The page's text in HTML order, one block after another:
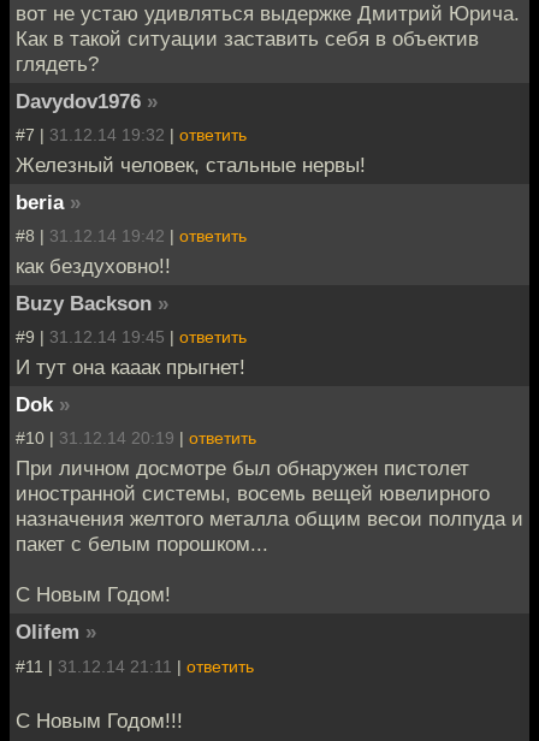
вот не устаю удивляться выдержке Дмитрий Юрича.
Как в такой ситуации заставить себя в объектив
глядеть?
Davydov1976 »
#7 | 31.12.14 19:32 | ответить
Железный человек, стальные нервы!
beria »
#8 | 31.12.14 19:42 | ответить
как бездуховно!!
Buzy Backson »
#9 | 31.12.14 19:45 | ответить
И тут она кааак прыгнет!
Dok »
#10 | 31.12.14 20:19 | ответить
При личном досмотре был обнаружен пистолет
иностранной системы, восемь вещей ювелирного
назначения желтого металла общим весои полпуда и
пакет с белым порошком...
С Новым Годом!
Olifem »
#11 | 31.12.14 21:11 | ответить
С Новым Годом!!!